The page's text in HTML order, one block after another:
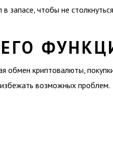
запасе, чтобы не
обмен криптовалюты,
избежать возможных проблем.